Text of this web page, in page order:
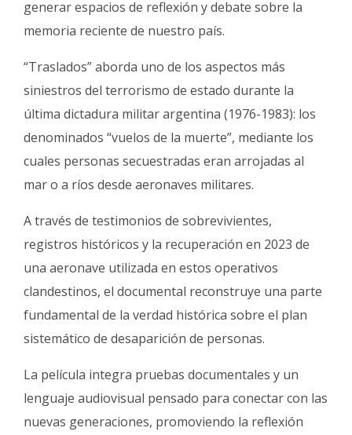
generar espacios de reflexión y debate sobre la
memoria reciente de nuestro país.
“Traslados” aborda uno de los aspectos más
siniestros del terrorismo de estado durante la
última dictadura militar argentina (1976-1983): los
denominados “vuelos de la muerte”, mediante los
cuales personas secuestradas eran arrojadas al
mar o a ríos desde aeronaves militares.
A través de testimonios de sobrevivientes,
registros históricos y la recuperación en 2023 de
una aeronave utilizada en estos operativos
clandestinos, el documental reconstruye una parte
fundamental de la verdad histórica sobre el plan
sistemático de desaparición de personas.
La película integra pruebas documentales y un
lenguaje audiovisual pensado para conectar con las
nuevas generaciones, promoviendo la reflexión